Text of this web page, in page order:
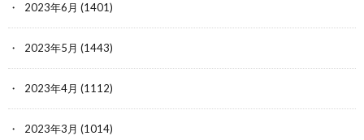
2023年6月 (1401)
2023年5月 (1443)
2023年4月 (1112)
2023年3月 (1014)